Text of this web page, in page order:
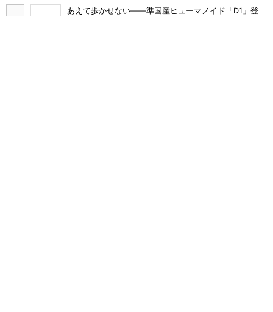
あえて歩かせない――準国産ヒューマノイド「D1」登